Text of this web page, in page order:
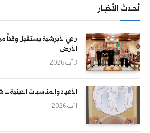
أحــدث الأخبــار
راعي الأبرشية يستقبل
الأرض
3 آب 2026
الأعياد والمناسبات الدينية ــــ
1 آب 2026